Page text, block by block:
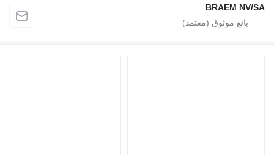
BRAEM NV/SA